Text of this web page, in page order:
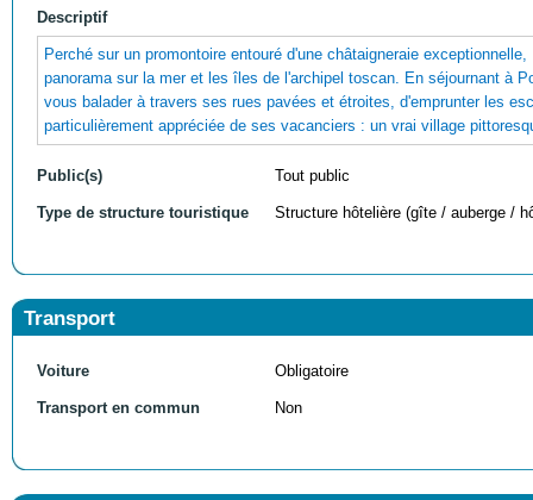
Descriptif
Perché sur un promontoire entouré d'une châtaigneraie
panorama sur la mer et les îles de l'archipel toscan. En séjournant à
vous balader à travers ses rues pavées et étroites, d'emprunter les
particulièrement appréciée de ses vacanciers : un vrai village
Public(s) Tout public
Type de structure touristique Structure hôtelière (gîte / auberge /
Transport
Voiture Obligatoire
Transport en commun Non